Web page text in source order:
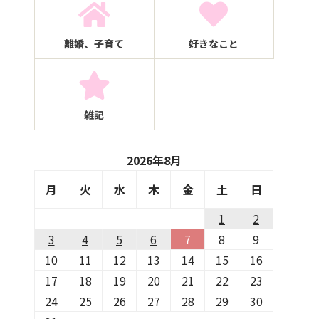
離婚、子育て 好きなこと
雑記
2026年8月
月
火 水 木 金 土
日
1
2
3
4 5 6 7 8
9
10
11 12 13 14 15
16
17
18 19 20 21 22
23
24
25 26 27 28 29
30